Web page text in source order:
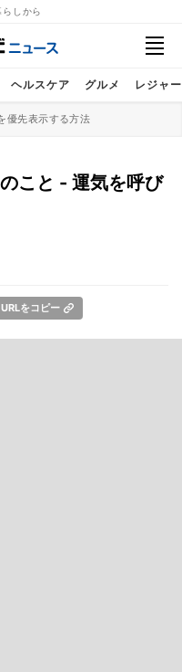
しから
ヘルスケア グルメ レジャー
優先表示する方法
こと - 運気を呼び
URLをコピー